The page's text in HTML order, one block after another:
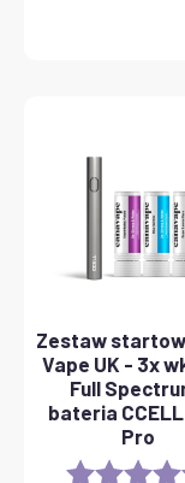
Zestaw
Vape UK - 3x
Full
bateria
Pro
Rating: